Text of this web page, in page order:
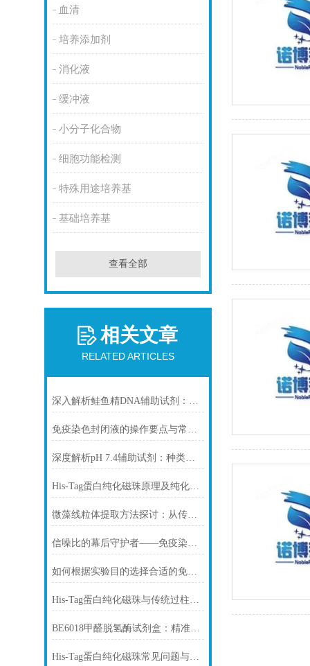
血清
培养添加剂
消化液
缓冲液
小分子化合物
细胞功能检测
特殊用途培养基
基础培养基
查看全部
相关文章
RELATED ARTICLES
深入解析鲑鱼精DNA辅助试剂：原理、特性与规范操作
免疫染色封闭液的操作要点与常见问题解决方案
深度解析pH 7.4辅助试剂：种类、选择
His-Tag蛋白纯化磁珠原理及纯化步骤
微藻线粒体提取方法探讨：从传统技术到试剂盒方案
信噪比的幕后守护者——免疫染色洗涤液的科学原理与核心价值
如何根据实验目的选择合适的免疫染色封闭剂
His-Tag蛋白纯化磁珠与传统过柱层析纯化方式
BE6018甲醛脱氢酶试剂盒：精准检测赋能多领域，标准化流程破解行业痛点
His-Tag蛋白纯化磁珠常见问题与解决方案